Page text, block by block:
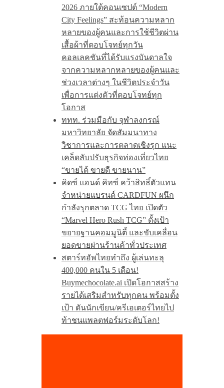
2026 ภายใต้คอนเซปต์ “Modern
City Feelings” สะท้อนความหลาก
หลายของผู้คนและการใช้ชีวิตผ่าน
เสื้อผ้าที่ตอบโจทย์ทุกวัน
คอลเลคชันที่ได้รับแรงบันดาลใจ
จากความหลากหลายของผู้คนและ
ช่วงเวลาต่างๆ ในชีวิตประจำวัน
เพื่อการแต่งตัวที่ตอบโจทย์ทุก
โอกาส
ททท. ร่วมมือกับ จุฬาลงกรณ์
มหาวิทยาลัย จัดสัมมนาทาง
วิชาการและการตลาดเชิงรุก แนะ
เคล็ดลับปรับธุรกิจท่องเที่ยวไทย
“ขายได้ ขายดี ขายนาน”
คิดซ์ แอนด์ คิทซ์ คว้าสิทธิ์ตัวแทน
จำหน่ายแบรนด์ CARDFUN ผนึก
กำลังรุกตลาด TCG ไทย เปิดตัว
“Marvel Hero Rush TCG” ตั้งเป้า
ขยายฐานคอมมูนิตี้ และขับเคลื่อน
ยอดขายผ่านร้านค้าทั่วประเทศ
สตาร์ทอัพไทยทำถึง ผู้เล่นทะลุ
400,000 คนใน 5 เดือน!
Buymechocolate.ai เปิดโอกาสสร้าง
รายได้เสริมสำหรับทุกคน พร้อมตั้ง
เป้า ดันนักเขียน/ครีเอเตอร์ไทยไป
ท้าชนแพลตฟอร์มระดับโลก!